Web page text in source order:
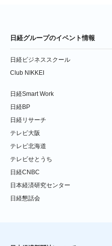
日経グループのイベント情報
日経ビジネススクール
Club NIKKEI
日経Smart Work
日経BP
日経リサーチ
テレビ大阪
テレビ北海道
テレビせとうち
日経CNBC
日本経済研究センター
日経懇話会